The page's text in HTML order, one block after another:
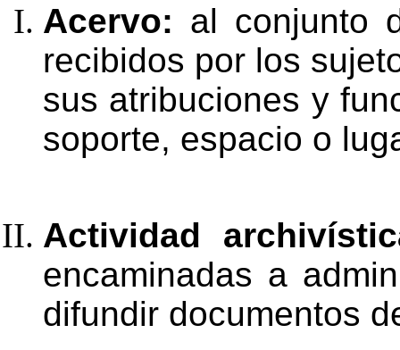
Acervo: al conjunto
recibidos por los
sus atribuciones y
soporte, espacio o
Actividad
encaminadas a
difundir documentos